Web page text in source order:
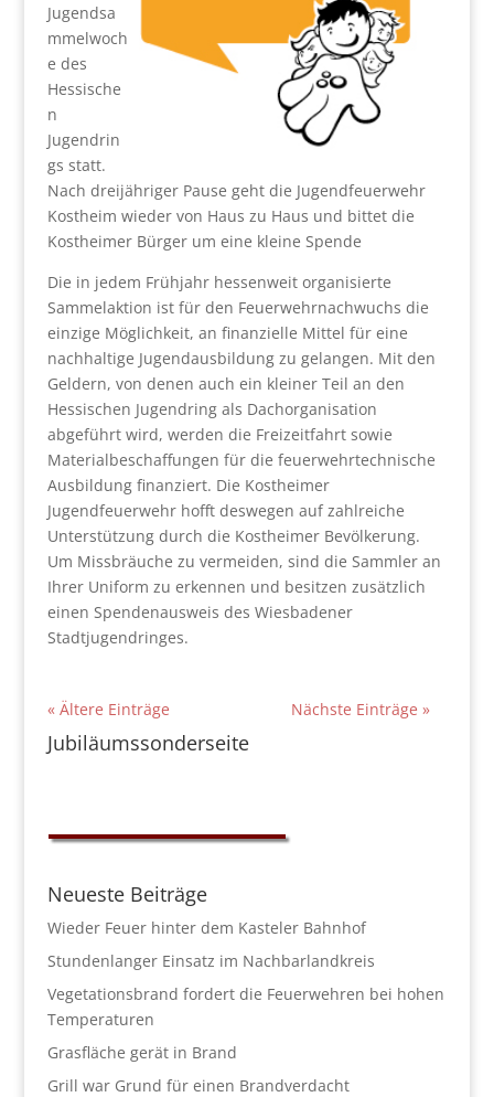
Jugendsa
mmelwoch
e des
Hessische
n
Jugendrin
gs statt.
Nach dreijähriger Pause geht die Jugendfeuerwehr
Kostheim wieder von Haus zu Haus und bittet die
Kostheimer Bürger um eine kleine Spende
Die in jedem Frühjahr hessenweit organisierte
Sammelaktion ist für den Feuerwehrnachwuchs die
einzige Möglichkeit, an finanzielle Mittel für eine
nachhaltige Jugendausbildung zu gelangen. Mit den
Geldern, von denen auch ein kleiner Teil an den
Hessischen Jugendring als Dachorganisation
abgeführt wird, werden die Freizeitfahrt sowie
Materialbeschaffungen für die feuerwehrtechnische
Ausbildung finanziert. Die Kostheimer
Jugendfeuerwehr hofft deswegen auf zahlreiche
Unterstützung durch die Kostheimer Bevölkerung.
Um Missbräuche zu vermeiden, sind die Sammler an
Ihrer Uniform zu erkennen und besitzen zusätzlich
einen Spendenausweis des Wiesbadener
Stadtjugendringes.
« Ältere Einträge Nächste Einträge »
Jubiläumssonderseite
Neueste Beiträge
Wieder Feuer hinter dem Kasteler Bahnhof
Stundenlanger Einsatz im Nachbarlandkreis
Vegetationsbrand fordert die Feuerwehren bei hohen
Temperaturen
Grasfläche gerät in Brand
Grill war Grund für einen Brandverdacht